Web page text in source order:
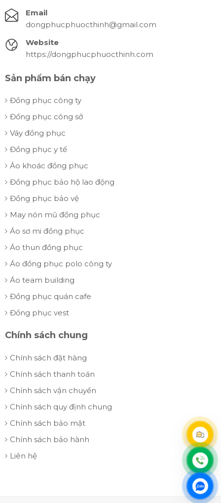
Email
dongphucphuocthinh@gmail.com
Website
https://dongphucphuocthinh.com
Sản phẩm bán chạy
Đồng phục công ty
Đồng phục công sở
Váy đồng phục
Đồng phục y tế
Áo khoác đồng phục
Đồng phục bảo hộ lao động
Đồng phục bảo vệ
May nón mũ đồng phục
Áo sơ mi đồng phục
Áo thun đồng phục
Áo đồng phục polo công ty
Áo team building
Đồng phục quán cafe
Đồng phục vest
Chính sách chung
Chính sách đặt hàng
Chính sách thanh toán
Chính sách vận chuyển
Chính sách quy định chung
Chính sách bảo mật
Chính sách bảo hành
Liên hệ